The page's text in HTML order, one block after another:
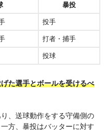
暴投
投手
打者・捕手
投球
た選手とボールを受けるべ
、送球動作をする守備側の
方、暴投はバッターに対す